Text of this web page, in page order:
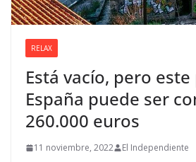
RELAX
Está vacío, pero
España puede ser
260.000 euros
11 noviembre, 2022 El Independiente